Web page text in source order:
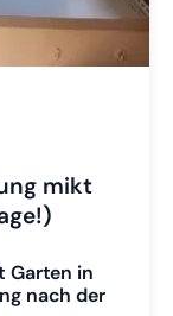
mikt
Garten in
nach der